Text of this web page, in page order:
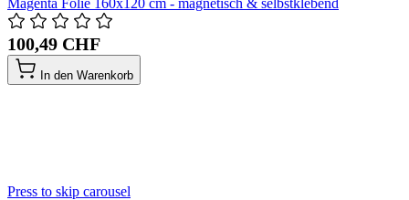
100,49 CHF
In den Warenkorb
Press to skip carousel